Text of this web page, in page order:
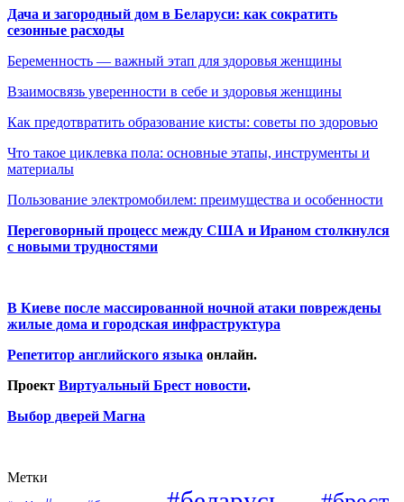
Дача и загородный дом в Беларуси: как сократить
сезонные расходы
Беременность — важный этап для здоровья женщины
Взаимосвязь уверенности в себе и здоровья женщины
Как предотвратить образование кисты: советы по здоровью
Что такое циклевка пола: основные этапы, инструменты и
материалы
Пользование электромобилем: преимущества и особенности
Переговорный процесс между США и Ираном столкнулся
с новыми трудностями
В Киеве после массированной ночной атаки повреждены
жилые дома и городская инфраструктура
Репетитор английского языка онлайн.
Проект Виртуальный Брест новости.
Выбор дверей Магна
Метки